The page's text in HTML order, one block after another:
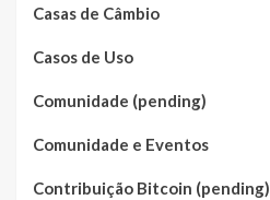
Casas de Câmbio
Casos de Uso
Comunidade (pending)
Comunidade e Eventos
Contribuição Bitcoin (pending)